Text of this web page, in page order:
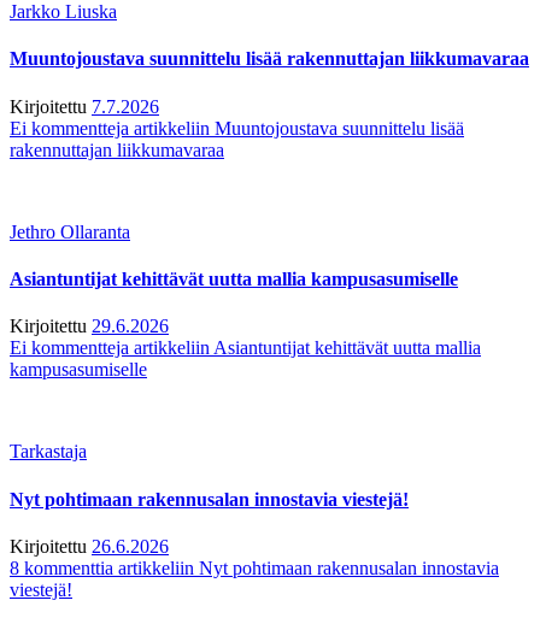
Jarkko Liuska
Muuntojoustava suunnittelu lisää rakennuttajan liikkumavaraa
Kirjoitettu 7.7.2026
Ei kommentteja artikkeliin Muuntojoustava suunnittelu lisää
rakennuttajan liikkumavaraa
Jethro Ollaranta
Asiantuntijat kehittävät uutta mallia kampusasumiselle
Kirjoitettu 29.6.2026
Ei kommentteja artikkeliin Asiantuntijat kehittävät uutta mallia
kampusasumiselle
Tarkastaja
Nyt pohtimaan rakennusalan innostavia viestejä!
Kirjoitettu 26.6.2026
8 kommenttia artikkeliin Nyt pohtimaan rakennusalan innostavia
viestejä!